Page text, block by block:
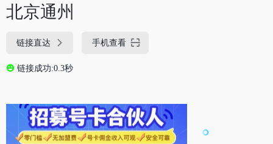
北京通州
链接直达 手机查看
链接成功:0.3秒